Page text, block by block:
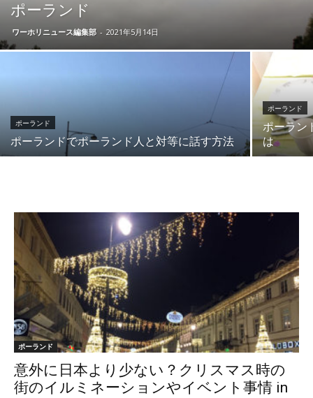
ポーランド
ワーホリニュース編集部 - 2021年5月14日
ポーランド
ポーランドでポーランド人と対等に話す方法
ポーランド
ポーラン
は
ポーランド
意外に日本より少ない？クリスマス時の
街のイルミネーションやイベント事情 in